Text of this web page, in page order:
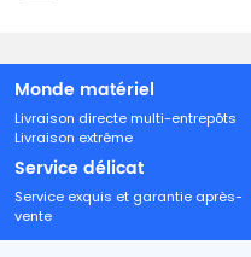
Monde matériel
Livraison directe multi-entrepôts
Livraison extrême
Service délicat
Service exquis et garantie après-
vente